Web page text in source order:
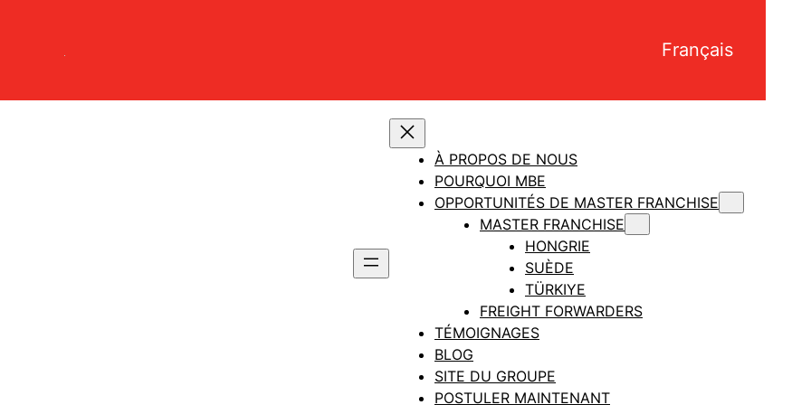
Français
À PROPOS DE NOUS
POURQUOI MBE
OPPORTUNITÉS DE MASTER FRANCHISE
MASTER FRANCHISE
HONGRIE
SUÈDE
TÜRKIYE
FREIGHT FORWARDERS
TÉMOIGNAGES
BLOG
SITE DU GROUPE
POSTULER MAINTENANT